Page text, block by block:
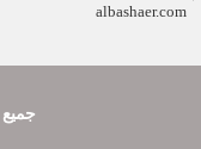
albashaer.com
2016